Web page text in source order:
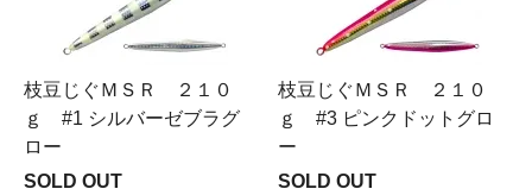
枝豆じぐＭＳＲ ２１０
ｇ #1 シルバーゼブラグ
ロー
SOLD OUT
枝豆じぐＭＳＲ ２１０
ｇ #3 ピンクドットグロ
ー
SOLD OUT